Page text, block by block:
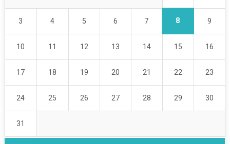
3 4 5 6 7 8 9
10 11 12 13 14 15 16
17 18 19 20 21 22 23
24 25 26 27 28 29 30
31